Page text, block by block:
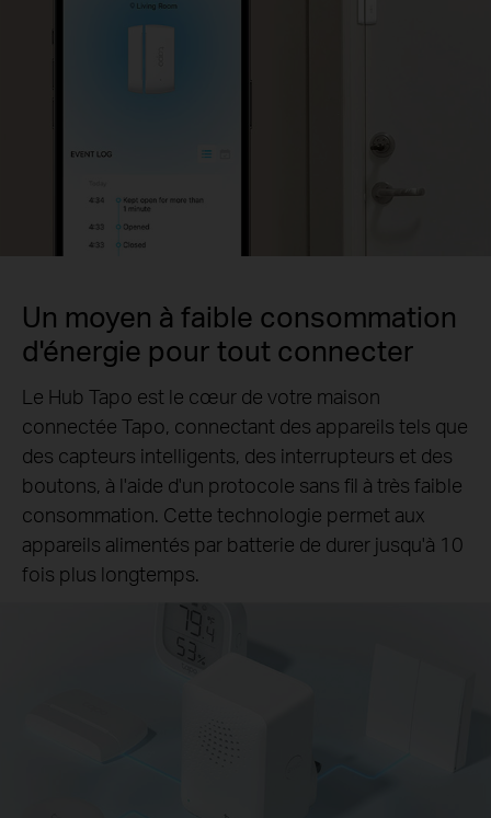
Un moyen à faible consommation
d'énergie pour tout connecter
Le Hub Tapo est le cœur de votre maison
connectée Tapo, connectant des appareils tels que
des capteurs intelligents, des interrupteurs et des
boutons, à l'aide d'un protocole sans fil à très faible
consommation. Cette technologie permet aux
appareils alimentés par batterie de durer jusqu'à 10
fois plus longtemps.